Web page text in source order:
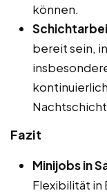
können.
bereit sein,
Fazit
Minijobs in
Flexibilität in